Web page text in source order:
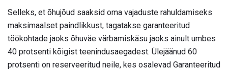
Selleks, et õhujõud saaksid oma vajaduste rahuldamiseks
maksimaalset paindlikkust, tagatakse garanteeritud
töökohtade jaoks õhuväe värbamiskäsu jaoks ainult umbes
40 protsenti kõigist teenindusaegadest. Ülejäänud 60
protsenti on reserveeritud neile, kes osalevad Garanteeritud